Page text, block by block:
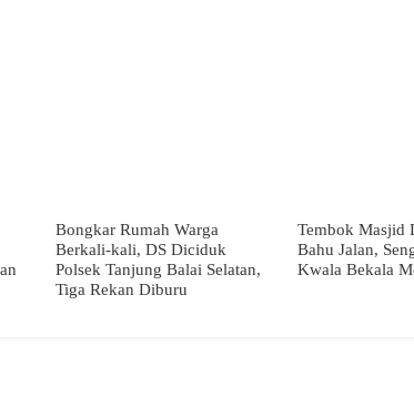
Bongkar Rumah Warga
Berkali-kali, DS Diciduk
Polsek Tanjung Balai Selatan,
Tiga Rekan Diburu
Tembok Masjid
Bahu Jalan,
Kwala Bekala